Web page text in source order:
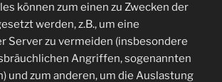
können zum einen zu Zwecken der
werden, z.B., um eine
Server zu vermeiden (insbesondere
Angriffen, sogenannten
und zum anderen, um die Auslastung